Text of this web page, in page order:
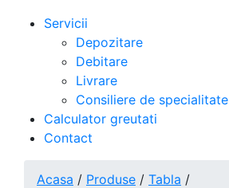
Servicii
Depozitare
Debitare
Livrare
Consiliere de specialitate
Calculator greutati
Contact
Acasa / Produse / Tabla /